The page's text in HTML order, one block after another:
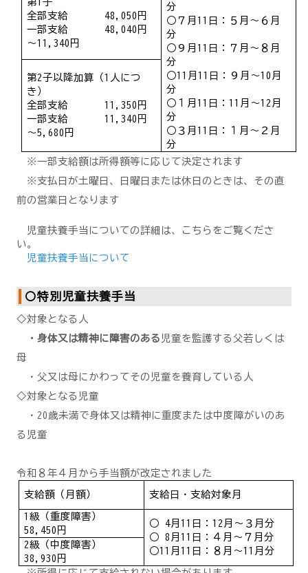
全部支給 48,050円
一部支給 48,040円
～11,340円
分
○７月11日：５月～６月
分
○９月11日：７月～８月
分
○11月11日：９月～10月
分
○１月11日：11月～12月
分
○３月11日：１月～２月
分
第2子以降加算（1人につ
き）
全部支給 11,350円
一部支給 11,340円
～5,680円
※一部支給額は所得額等に応じて決定されます
※支払日が土曜日、日曜日または休日のときは、その直
前の営業日となります
児童扶養手当についての詳細は、こちらをご覧くださ
い。
児童扶養手当について
〇特別児童扶養手当
◇対象となる人
・身体又は精神に障害のある 児童を監護する父若しくは
母
・父又は母にかわってその児童を養育している人
◇対象となる児童
・20歳未満で身体又は精神に重度または中度障がいのあ
る児童
令和８年４月から手当額が改定されました
支給額（月額） 支給日・支給対象月
1級（重度障害）
58,450円
○ 4月11日：12月～３月分
○ 8月11日：４月～７月分
○11月11日：８月～11月分
2級（中度障害）
38,930円